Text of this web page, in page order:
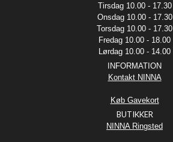
Tirsdag 10.00 - 17.30
Onsdag 10.00 - 17.30
Torsdag 10.00 - 17.30
Fredag 10.00 - 18.00
Lørdag 10.00 - 14.00
INFORMATION
Kontakt NINNA
Køb Gavekort
BUTIKKER
NINNA Ringsted